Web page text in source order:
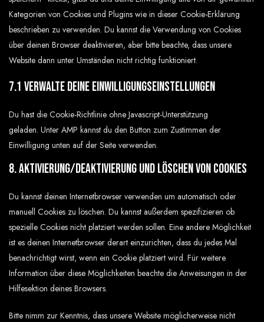
Kategorien von Cookies und Plugins wie in dieser Cookie-Erklärung
beschrieben zu verwenden. Du kannst die Verwendung von Cookies
über deinen Browser deaktivieren, aber bitte beachte, dass unsere
Website dann unter Umständen nicht richtig funktioniert.
7.1 Verwalte deine Einwilligungseinstellungen
Du hast die Cookie-Richtlinie ohne Javascript-Unterstützung
geladen. Unter AMP kannst du den Button zum Zustimmen der
Einwilligung unten auf der Seite verwenden.
8. Aktivierung/Deaktivierung und Löschen von Cookies
Du kannst deinen Internetbrowser verwenden um automatisch oder
manuell Cookies zu löschen. Du kannst außerdem spezifizieren ob
spezielle Cookies nicht platziert werden sollen. Eine andere Möglichkeit
ist es deinen Internetbrowser derart einzurichten, dass du jedes Mal
benachrichtigt wirst, wenn ein Cookie platziert wird. Für weitere
Information über diese Möglichkeiten beachte die Anweisungen in der
Hilfesektion deines Browsers.
Bitte nimm zur Kenntnis, dass unsere Website möglicherweise nicht